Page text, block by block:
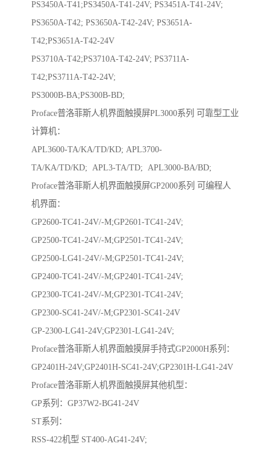
PS3450A-T41;PS3450A-T41-24V; PS3451A-T41-24V;
PS3650A-T42; PS3650A-T42-24V; PS3651A-
T42;PS3651A-T42-24V
PS3710A-T42;PS3710A-T42-24V; PS3711A-
T42;PS3711A-T42-24V;
PS3000B-BA;PS300B-BD;
Proface普洛菲斯人机界面触摸屏PL3000系列 可靠型工业
计算机：
APL3600-TA/KA/TD/KD; APL3700-
TA/KA/TD/KD; APL3-TA/TD; APL3000-BA/BD;
Proface普洛菲斯人机界面触摸屏GP2000系列 可编程人
机界面：
GP2600-TC41-24V/-M;GP2601-TC41-24V;
GP2500-TC41-24V/-M;GP2501-TC41-24V;
GP2500-LG41-24V/-M;GP2501-TC41-24V;
GP2400-TC41-24V/-M;GP2401-TC41-24V;
GP2300-TC41-24V/-M;GP2301-TC41-24V;
GP2300-SC41-24V/-M;GP2301-SC41-24V
GP-2300-LG41-24V;GP2301-LG41-24V;
Proface普洛菲斯人机界面触摸屏手持式GP2000H系列：
GP2401H-24V;GP2401H-SC41-24V;GP2301H-LG41-24V
Proface普洛菲斯人机界面触摸屏其他机型：
GP系列：GP37W2-BG41-24V
ST系列：
RSS-422机型 ST400-AG41-24V;